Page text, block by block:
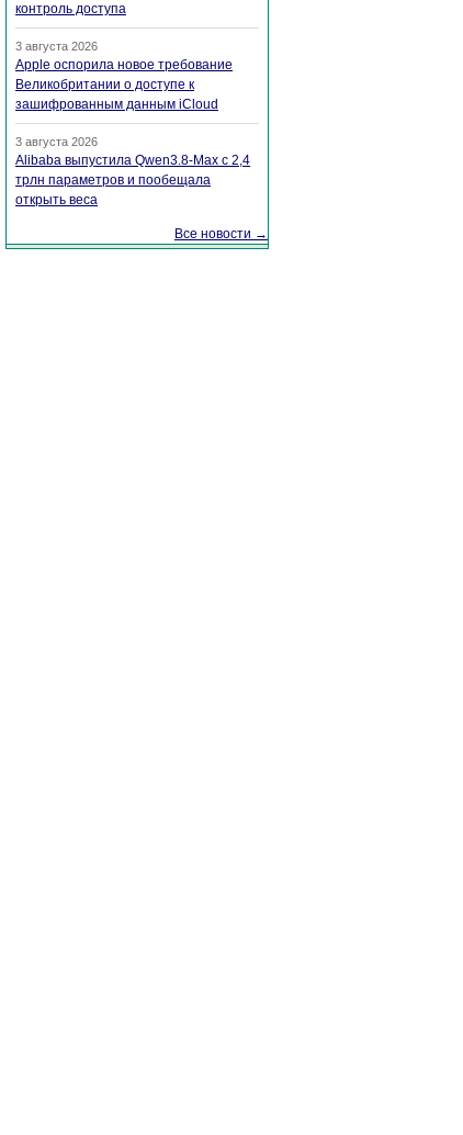
контроль доступа
3 августа 2026
Apple оспорила новое требование
Великобритании о доступе к
зашифрованным данным iCloud
3 августа 2026
Alibaba выпустила Qwen3.8-Max с 2,4
трлн параметров и пообещала
открыть веса
Все новости →